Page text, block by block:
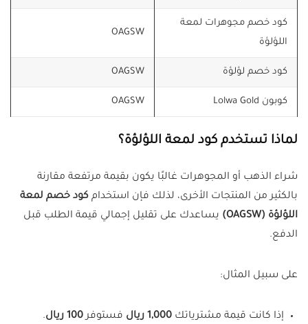
كود خصم مجوهرات لمعة
اللؤلؤة
OAGSW
كود خصم لؤلؤة OAGSW
كوبون Lolwa Gold OAGSW
لماذا تستخدم كود لمعة اللؤلؤة؟
شراء الذهب أو المجوهرات غالبًا يكون بقيمة مرتفعة مقارنة
بالكثير من المنتجات الأخرى، لذلك فإن استخدام كود خصم لمعة
اللؤلؤة (OAGSW)
يساعدك على تقليل إجمالي قيمة الطلب قبل
الدفع.
على سبيل المثال:
إذا كانت قيمة مشترياتك 1,000 ريال فستوفر100 ريال .